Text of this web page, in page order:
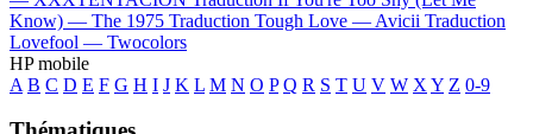
Know) — The 1975 Traduction Tough Love — Avicii Traduction
Lovefool — Twocolors
HP mobile
A B C D E F G H I J K L M N O P Q R S T U V W X Y Z 0-9